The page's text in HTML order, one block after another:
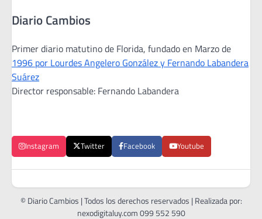
Diario Cambios
Primer diario matutino de Florida, fundado en Marzo de
1996 por Lourdes Angelero González y Fernando Labandera
Suárez
Director responsable: Fernando Labandera
Instagram Twitter Facebook Youtube